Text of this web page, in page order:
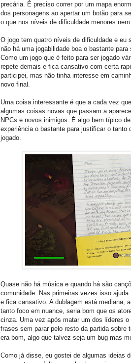
precária. É preciso correr por um mapa
dos personagens ao apertar um botão para
o que nos níveis de dificuldade menores
O jogo tem quatro níveis de dificuldade e eu
não há uma jogabilidade boa o bastante
Como um jogo que é feito para ser jogado
repete demais e fica cansativo com certa
participei, mas não tinha interesse em
novo final.
Uma coisa interessante é que a cada vez
algumas coisas novas que passam a
NPCs e novos inimigos. É algo bem típico
experiência o bastante para justificar o tanto
jogado.
Quase não há música e quando há são
comunidade. Nas primeiras vezes isso
e fica cansativo. A dublagem está mediana,
tanto foco em nuance, seria bom que os
cinza. Uma vez após matar um dos líderes
frases sem parar pelo resto da partida sobre
era bom, algo que talvez seja um bug mas
Como já disse, eu gostei de algumas ideias